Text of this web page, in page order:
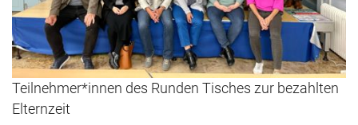
Teilnehmer*innen des Runden Tisches zur bezahlten
Elternzeit